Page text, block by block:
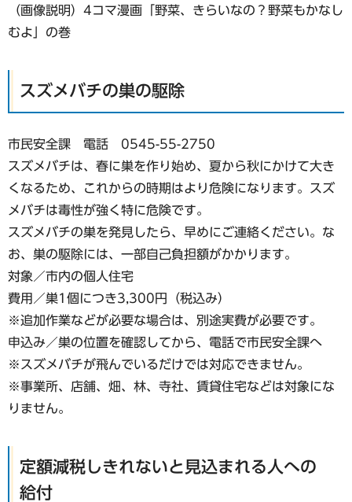
（画像説明）4コマ漫画「野菜、きらいなの？野菜もかなし
むよ」の巻
スズメバチの巣の駆除
市民安全課 電話 0545-55-2750
スズメバチは、春に巣を作り始め、夏から秋にかけて大き
くなるため、これからの時期はより危険になります。スズ
メバチは毒性が強く特に危険です。
スズメバチの巣を発見したら、早めにご連絡ください。な
お、巣の駆除には、一部自己負担額がかかります。
対象／市内の個人住宅
費用／巣1個につき3,300円（税込み）
※追加作業などが必要な場合は、別途実費が必要です。
申込み／巣の位置を確認してから、電話で市民安全課へ
※スズメバチが飛んでいるだけでは対応できません。
※事業所、店舗、畑、林、寺社、賃貸住宅などは対象にな
りません。
定額減税しきれないと見込まれる人への
給付